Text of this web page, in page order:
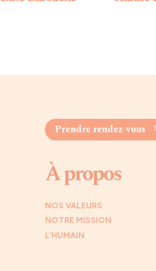
Prendre rendez-vous
À propos
NOS VALEURS
NOTRE MISSION
L’HUMAIN